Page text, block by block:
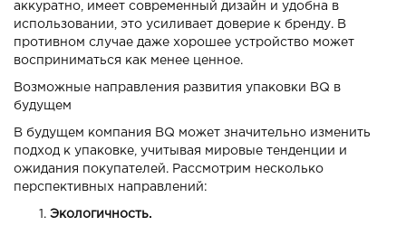
аккуратно, имеет современный дизайн и удобна в
использовании, это усиливает доверие к бренду. В
противном случае даже хорошее устройство может
восприниматься как менее ценное.
Возможные направления развития упаковки BQ в
будущем
В будущем компания BQ может значительно изменить
подход к упаковке, учитывая мировые тенденции и
ожидания покупателей. Рассмотрим несколько
перспективных направлений:
Экологичность.